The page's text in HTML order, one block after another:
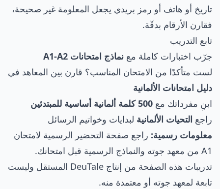
تاريخ أو هاتف أو رمز بريدي يجعل المعلومة غير صحيحة،
فقارن الأرقام بدقّة.
تابع التدريب
جرّب اختبارات كاملة مع نماذج امتحانات A1-A2
لست متأكدًا من الامتحان المناسب؟ قارن بين المعاهد في
دليل امتحانات الألمانية
ابنِ مفرداتك مع 500 كلمة ألمانية أساسية للمبتدئين
راجع التحيات الألمانية لبدايات وخواتيم الرسائل
معلومات رسمية: راجع صفحة التحضير الرسمية لامتحان
A1 من معهد جوته
والنماذج الرسمية قبل امتحانك.
تدريبات هذه الصفحة من إنتاج DeuTale المستقل وليست
تابعة لمعهد جوته أو معتمدة منه.